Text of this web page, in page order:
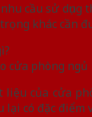
cầu sử
khác cần
cửa phòng ngủ
của cửa
có đặc điểm